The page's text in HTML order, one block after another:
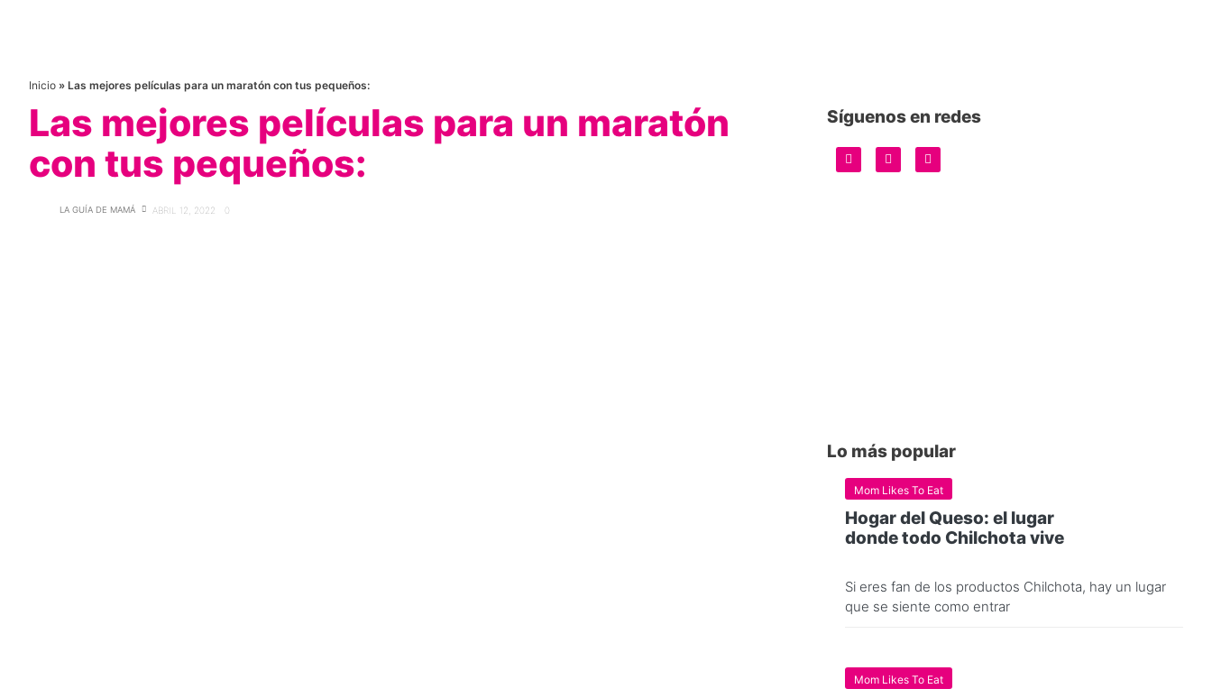
Inicio » Las mejores películas para un maratón con tus pequeños:
Las mejores películas para un maratón
con tus pequeños:
LA GUÍA DE MAMÁ ABRIL 12, 2022 0
Síguenos en redes
Lo más popular
Mom Likes To Eat
Hogar del Queso: el lugar
donde todo Chilchota vive
Si eres fan de los productos Chilchota, hay un lugar
que se siente como entrar
Mom Likes To Eat